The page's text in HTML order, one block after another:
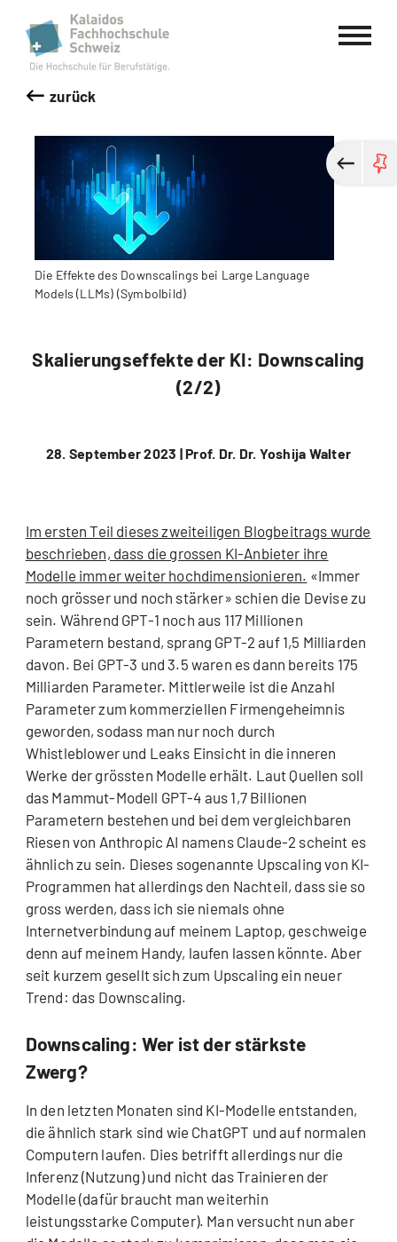
Kalaidos Fachhochschule Schweiz
zurück
Die Effekte des Downscalings bei Large Language
Models (LLMs) (Symbolbild)
Skalierungseffekte der KI: Downscaling
(2/2)
28. September 2023 |Prof. Dr. Dr. Yoshija Walter
Im ersten Teil dieses zweiteiligen Blogbeitrags wurde
beschrieben, dass die grossen KI-Anbieter ihre
Modelle immer weiter hochdimensionieren. «Immer
noch grösser und noch stärker» schien die Devise zu
sein. Während GPT-1 noch aus 117 Millionen
Parametern bestand, sprang GPT-2 auf 1,5 Milliarden
davon. Bei GPT-3 und 3.5 waren es dann bereits 175
Milliarden Parameter. Mittlerweile ist die Anzahl
Parameter zum kommerziellen Firmengeheimnis
geworden, sodass man nur noch durch
Whistleblower und Leaks Einsicht in die inneren
Werke der grössten Modelle erhält. Laut Quellen soll
das Mammut-Modell GPT-4 aus 1,7 Billionen
Parametern bestehen und bei dem vergleichbaren
Riesen von Anthropic AI namens Claude-2 scheint es
ähnlich zu sein. Dieses sogenannte Upscaling von KI-
Programmen hat allerdings den Nachteil, dass sie so
gross werden, dass ich sie niemals ohne
Internetverbindung auf meinem Laptop, geschweige
denn auf meinem Handy, laufen lassen könnte. Aber
seit kurzem gesellt sich zum Upscaling ein neuer
Trend: das Downscaling.
Downscaling: Wer ist der stärkste
Zwerg?
In den letzten Monaten sind KI-Modelle entstanden,
die ähnlich stark sind wie ChatGPT und auf normalen
Computern laufen. Dies betrifft allerdings nur die
Inferenz (Nutzung) und nicht das Trainieren der
Modelle (dafür braucht man weiterhin
leistungsstarke Computer). Man versucht nun aber